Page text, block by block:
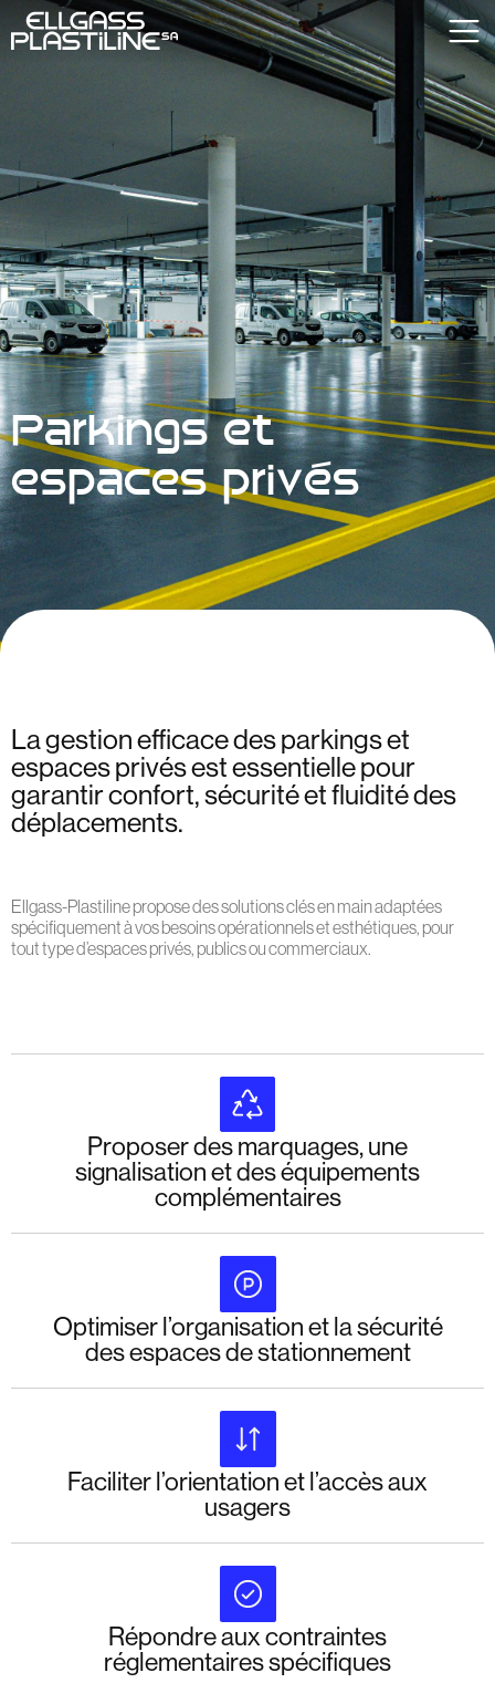
Parkings et
espaces privés
La gestion efficace des parkings et
espaces privés est essentielle pour
garantir confort, sécurité et fluidité des
déplacements.
Ellgass-Plastiline propose des solutions clés en main adaptées
spécifiquement à vos besoins opérationnels et esthétiques, pour
tout type d’espaces privés, publics ou commerciaux.
Proposer des marquages, une
signalisation et des équipements
complémentaires
Optimiser l’organisation et la sécurité
des espaces de stationnement
Faciliter l’orientation et l’accès aux
usagers
Répondre aux contraintes
réglementaires spécifiques